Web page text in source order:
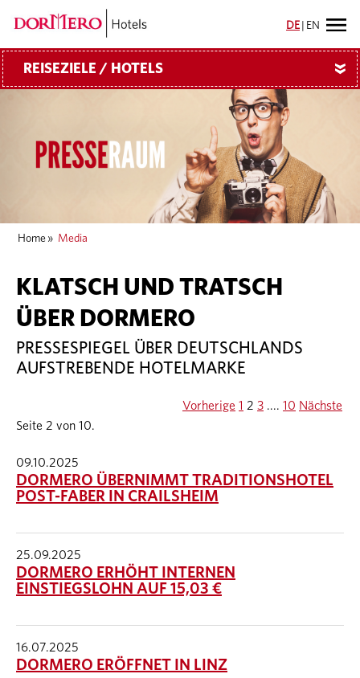
DE EN
REISEZIELE / HOTELS »
Home » Media
KLATSCH UND TRATSCH
ÜBER DORMERO
PRESSESPIEGEL ÜBER DEUTSCHLANDS
AUFSTREBENDE HOTELMARKE
Seite 2 von 10.
Vorherige 1 2 3 .... 10 Nächste
09.10.2025
DORMERO ÜBERNIMMT TRADITIONSHOTEL
POST-FABER IN CRAILSHEIM
25.09.2025
DORMERO ERHÖHT INTERNEN
EINSTIEGSLOHN AUF 15,03 €
16.07.2025
DORMERO ERÖFFNET IN LINZ